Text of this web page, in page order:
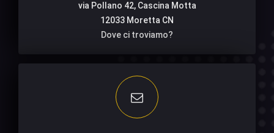
via Pollano 42, Cascina Motta
12033 Moretta CN
Dove ci troviamo?